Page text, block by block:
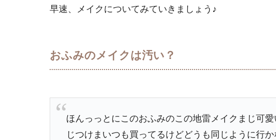
早速、メイクについてみていきましょう♪
おふみのメイクは汚い？
ほんっっとにこのおふみのこの地雷メイクまじ可
じつけまいつも買ってるけどどうも同じように行